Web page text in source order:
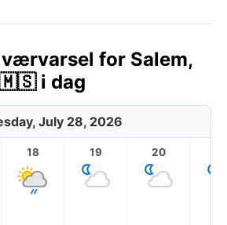
for Salem,
i dag
July 28, 2026
18 19 20